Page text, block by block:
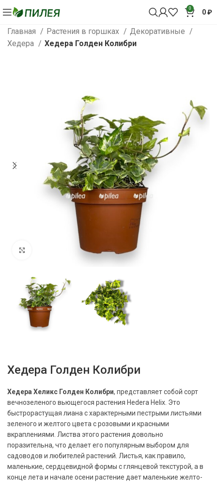
0 0₽
Главная Растения в горшках
Декоративные
Хедера
Хедера Голден Колибри
Нажмите, чтобы увеличить
Хедера Голден Колибри
Хедера Хеликс Голден Колибри, представляет собой сорт
вечнозеленого вьющегося растения Hedera Helix. Это
быстрорастущая лиана с характерными пестрыми листьями
зеленого и желтого цвета с розовыми и красными
вкраплениями. Листва этого растения довольно
поразительна, что делает его популярным выбором для
садоводов и любителей растений. Листья, как правило,
маленькие, сердцевидной формы с глянцевой текстурой, а в
конце лета и начале осени растение дает маленькие желто-